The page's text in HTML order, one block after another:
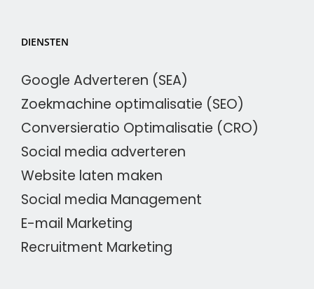
DIENSTEN
Google Adverteren (SEA)
Zoekmachine optimalisatie (SEO)
Conversieratio Optimalisatie (CRO)
Social media adverteren
Website laten maken
Social media Management
E-mail Marketing
Recruitment Marketing